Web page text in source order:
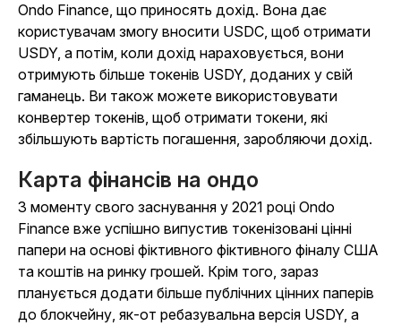
Ondo Finance, що приносять дохід. Вона дає
користувачам змогу вносити USDC, щоб отримати
USDY, а потім, коли дохід нараховується, вони
отримують більше токенів USDY, доданих у свій
гаманець. Ви також можете використовувати
конвертер токенів, щоб отримати токени, які
збільшують вартість погашення, заробляючи дохід.
Карта фінансів на ондо
З моменту свого заснування у 2021 році Ondo
Finance вже успішно випустив токенізовані цінні
папери на основі фіктивного фіктивного фіналу США
та коштів на ринку грошей. Крім того, зараз
планується додати більше публічних цінних паперів
до блокчейну, як-от ребазувальна версія USDY, а